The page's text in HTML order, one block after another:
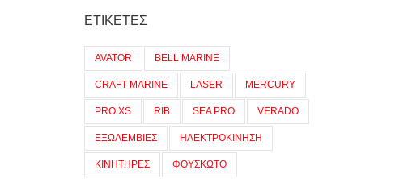
ΕΤΙΚΈΤΕΣ
AVATOR BELL MARINE
CRAFT MARINE LASER MERCURY
PRO XS RIB SEA PRO VERADO
ΕΞΩΛΕΜΒΙΕΣ ΗΛΕΚΤΡΟΚΙΝΗΣΗ
ΚΙΝΗΤΗΡΕΣ ΦΟΥΣΚΩΤΟ